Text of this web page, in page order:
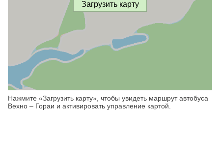
Загрузить карту
Нажмите «Загрузить карту», чтобы увидеть маршрут автобуса
Вехно – Гораи и активировать управление картой.